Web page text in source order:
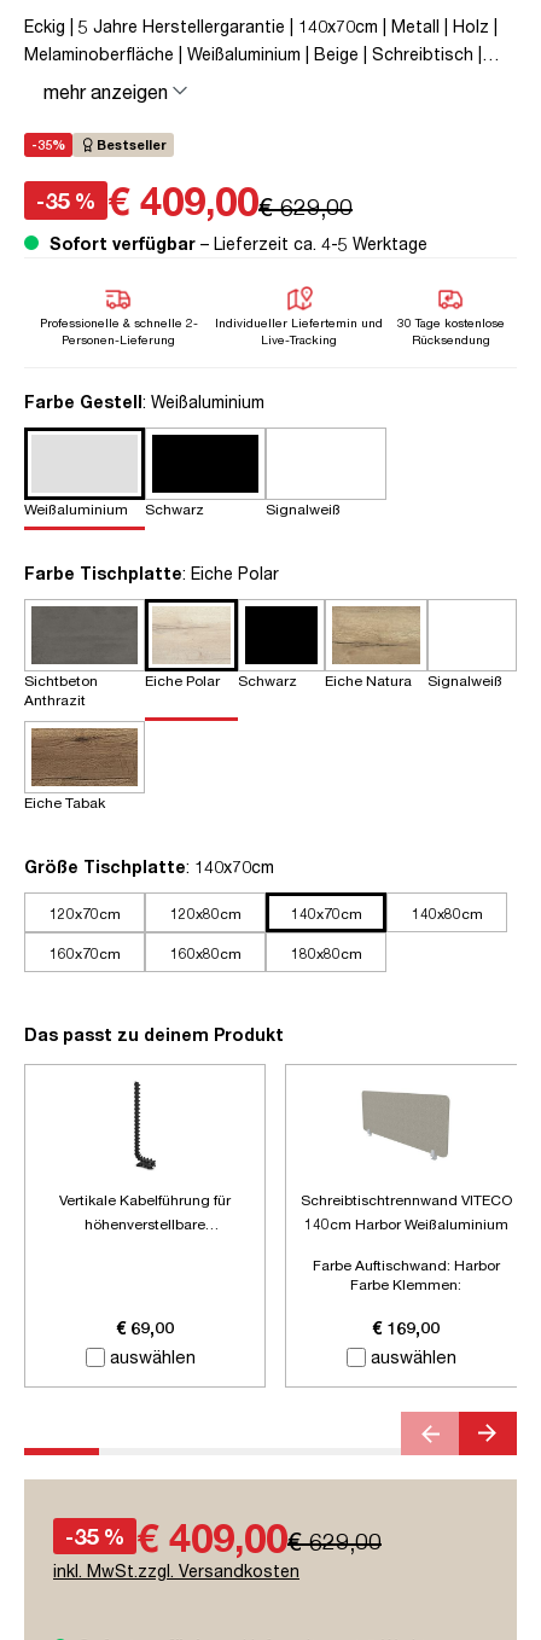
Eckig | 5 Jahre Herstellergarantie | 140x70cm | Metall | Holz |
Melaminoberfläche | Weißaluminium | Beige | Schreibtisch |
höhenverstellbar | unmontiert | Y-Line | bis zu 80 kg |
Steckertyp C | Eiche Polar | TÜV© mobiles Arbeiten |
Kollisions-Schutz | Elektrisch höhenverstellbar |
mehr anzeigen
-35% Bestseller
-35 % € 409,00€ 629,00
Sofort verfügbar – Lieferzeit ca. 4-5 Werktage
Professionelle & schnelle 2-
Personen-Lieferung
Individueller Liefertemin und
Live-Tracking
30 Tage kostenlose
Rücksendung
Farbe Gestellauswählen
: Weißaluminium
Weißaluminium Schwarz Signalweiß
Farbe Tischplatteauswählen
: Eiche Polar
Sichtbeton
Anthrazit
Eiche Polar Schwarz Eiche Natura Signalweiß
Eiche Tabak
Größe Tischplatteauswählen
: 140x70cm
120x70cm 120x80cm 140x70cm 140x80cm
160x70cm 160x80cm 180x80cm
Das passt zu deinem Produkt
auswählen
Vertikale Kabelführung für
höhenverstellbare
€ 69,00
auswählen
Schreibtischtrennwand VITECO
140cm Harbor Weißaluminium
Farbe Auftischwand: Harbor
Farbe Klemmen:
Länge:1400mm
€ 169,00
-35 % € 409,00€ 629,00
inkl. MwSt.zzgl. Versandkosten